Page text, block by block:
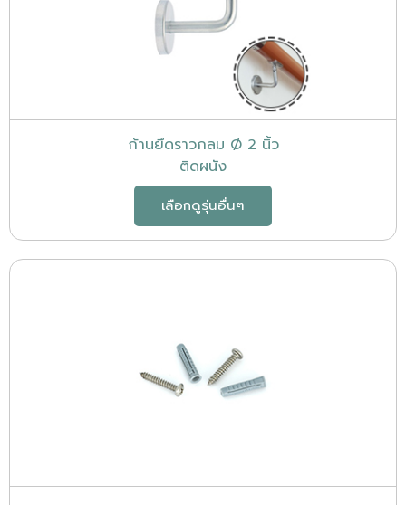
ก้านยึดราวกลม Ø 2 นิ้ว
ติดผนัง
เลือกดูรุ่นอื่นๆ